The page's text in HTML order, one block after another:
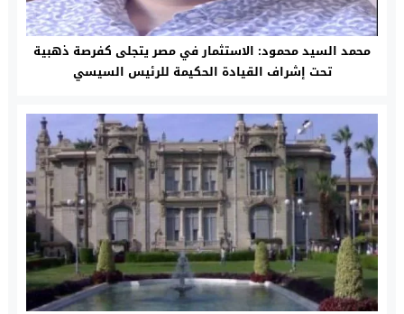
محمد السيد محمود: الاستثمار في مصر يتجلى كفرصة ذهبية
تحت إشراف القيادة الحكيمة للرئيس السيسي